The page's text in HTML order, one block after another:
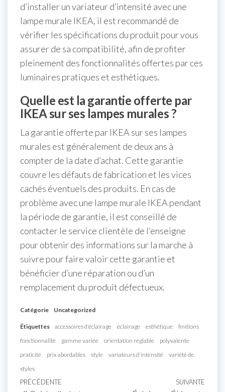
d’installer un variateur d’intensité avec une
lampe murale IKEA, il est recommandé de
vérifier les spécifications du produit pour vous
assurer de sa compatibilité, afin de profiter
pleinement des fonctionnalités offertes par ces
luminaires pratiques et esthétiques.
Quelle est la garantie offerte par
IKEA sur ses lampes murales ?
La garantie offerte par IKEA sur ses lampes
murales est généralement de deux ans à
compter de la date d’achat. Cette garantie
couvre les défauts de fabrication et les vices
cachés éventuels des produits. En cas de
problème avec une lampe murale IKEA pendant
la période de garantie, il est conseillé de
contacter le service clientèle de l’enseigne
pour obtenir des informations sur la marche à
suivre pour faire valoir cette garantie et
bénéficier d’une réparation ou d’un
remplacement du produit défectueux.
Catégorie Uncategorized
Étiquettes accessoires d'éclairage éclairage esthétique
finitions
fonctionnalité
gamme variée orientation réglable
polyvalente
praticité
prix abordables style variateurs d'intensité
variété de
styles
Navigation
Article
PRÉCÉDENTE SUIVANTE